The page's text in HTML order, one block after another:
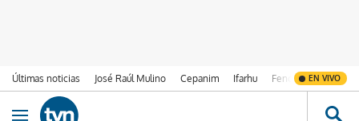
Últimas noticias José Raúl Mulino Cepanim Ifarhu Fenómeno de El
EN VIVO
Ir al contenido
Obrir navegació